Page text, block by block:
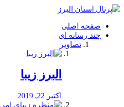
فصد
شرق
تهران
خشکشویی
صفحه اصلی
چند رسانه ای
تصاویر
البرز زیبا
اکتبر 22, 2019